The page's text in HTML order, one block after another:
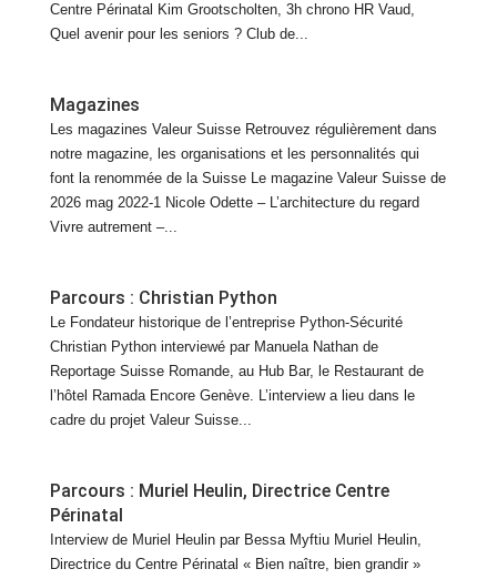
Centre Périnatal Kim Grootscholten, 3h chrono HR Vaud,
Quel avenir pour les seniors ? Club de...
Magazines
Les magazines Valeur Suisse Retrouvez régulièrement dans
notre magazine, les organisations et les personnalités qui
font la renommée de la Suisse Le magazine Valeur Suisse de
2026 mag 2022-1 Nicole Odette – L’architecture du regard
Vivre autrement –...
Parcours : Christian Python
Le Fondateur historique de l’entreprise Python-Sécurité
Christian Python interviewé par Manuela Nathan de
Reportage Suisse Romande, au Hub Bar, le Restaurant de
l’hôtel Ramada Encore Genève. L’interview a lieu dans le
cadre du projet Valeur Suisse...
Parcours : Muriel Heulin, Directrice Centre
Périnatal
Interview de Muriel Heulin par Bessa Myftiu Muriel Heulin,
Directrice du Centre Périnatal « Bien naître, bien grandir »